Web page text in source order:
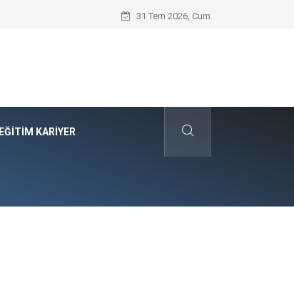
Öneri Sistemi ile Kurumsal
31 Tem 2026, Cum
EĞITIM KARIYER